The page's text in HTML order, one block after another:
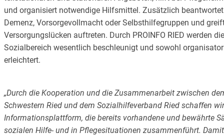
und organisiert notwendige Hilfsmittel. Zusätzlich
Demenz, Vorsorgevollmacht oder Selbsthilfegruppen und
Versorgungslücken auftreten. Durch PROINFO RIED werden
Sozialbereich wesentlich beschleunigt und sowohl
erleichtert.
„Durch die Kooperation und die Zusammenarbeit zwischen
Schwestern Ried und dem Sozialhilfeverband Ried schaffen
Informationsplattform, die bereits vorhandene und bewährte
sozialen Hilfe- und in Pflegesituationen zusammenführt.